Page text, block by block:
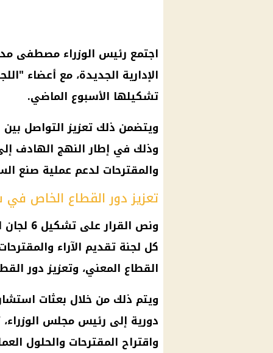
اجتمع رئيس الوزراء مصطفى
الإدارية الجديدة، مع أعضاء
تشكيلها الأسبوع الماضي.
ويتضمن ذلك تعزيز التواصل بين
وذلك في إطار النهج الهادف
والمقترحات لدعم عملية صنع
تعزيز دور القطاع الخاص
ونص القرار
على
كل لجنة تقديم الآراء
القطاع المعني، وتعزيز دور
ويتم ذلك من خلال بعثات
دورية إلى رئيس مجلس الوزراء
واقتراح المقترحات والحلول